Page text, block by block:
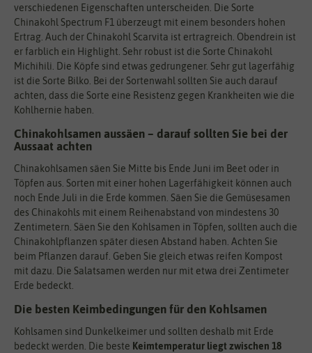
verschiedenen Eigenschaften unterscheiden. Die Sorte
Chinakohl Spectrum F1 überzeugt mit einem besonders hohen
Ertrag. Auch der Chinakohl Scarvita ist ertragreich. Obendrein ist
er farblich ein Highlight. Sehr robust ist die Sorte Chinakohl
Michihili. Die Köpfe sind etwas gedrungener. Sehr gut lagerfähig
ist die Sorte Bilko. Bei der Sortenwahl sollten Sie auch darauf
achten, dass die Sorte eine Resistenz gegen Krankheiten wie die
Kohlhernie haben.
Chinakohlsamen aussäen – darauf sollten Sie bei der
Aussaat achten
Chinakohlsamen säen Sie Mitte bis Ende Juni im Beet oder in
Töpfen aus. Sorten mit einer hohen Lagerfähigkeit können auch
noch Ende Juli in die Erde kommen. Säen Sie die Gemüsesamen
des Chinakohls mit einem Reihenabstand von mindestens 30
Zentimetern. Säen Sie den Kohlsamen in Töpfen, sollten auch die
Chinakohlpflanzen später diesen Abstand haben. Achten Sie
beim Pflanzen darauf. Geben Sie gleich etwas reifen Kompost
mit dazu. Die Salatsamen werden nur mit etwa drei Zentimeter
Erde bedeckt.
Die besten Keimbedingungen für den Kohlsamen
Kohlsamen sind Dunkelkeimer und sollten deshalb mit Erde
bedeckt werden. Die beste Keimtemperatur liegt zwischen 18